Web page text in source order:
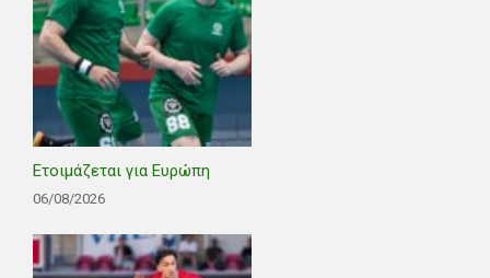
Ετοιμάζεται για Ευρώπη
06/08/2026